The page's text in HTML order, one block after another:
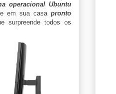
operacional Ubuntu
em sua casa pronto
surpreende todos os